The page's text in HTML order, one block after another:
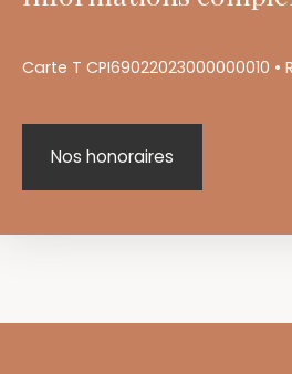
Carte T CPI69022023000000010 •
Nos honoraires